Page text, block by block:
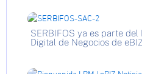
SERBIFOS ya es parte del
Digital de Negocios de